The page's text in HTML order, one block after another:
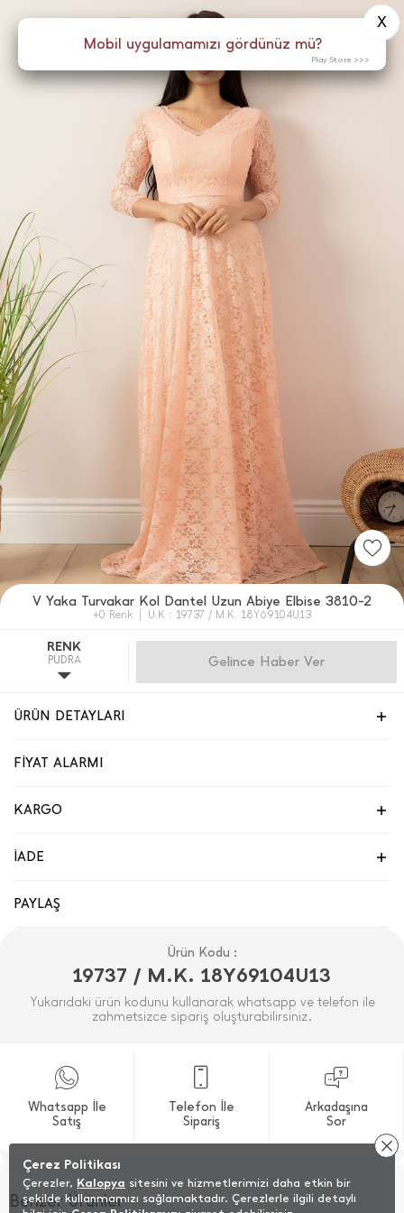
Menü
V Yaka Turvakar Kol Dantel Uzun Abiye Elbise 3810-2
+0 Renk Ü.K : 19737 / M.K. 18Y69104U13
RENK
PUDRA Gelince Haber Ver
ÜRÜN DETAYLARI
FİYAT ALARMI
KARGO
İADE
PAYLAŞ
Ürün Kodu :
19737 / M.K. 18Y69104U13
Yukarıdaki ürün kodunu kullanarak whatsapp ve telefon ile
zahmetsizce sipariş oluşturabilirsiniz.
Whatsapp İle
Satış
Telefon İle
Sipariş
Arkadaşına
Sor
Benzer Ürünler
Çerez Politikası
Çerezler, Kalopya sitesini ve hizmetlerimizi daha etkin bir
şekilde kullanmamızı sağlamaktadır. Çerezlerle ilgili detaylı
Mobil uygulamamızı gördünüz mü?
X
Play Store >>>